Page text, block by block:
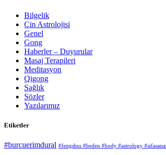
Bilgelik
Çin Astrolojisi
Genel
Gong
Haberler – Duyurular
Masaj Terapileri
Meditasyon
Qigong
Sağlık
Sözler
Yazılarımız
Etiketler
#burcuerimdural #fengshuı #beden #body #astrology